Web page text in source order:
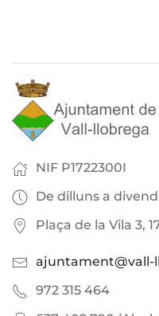
NIF P1722300I
De dilluns a
Plaça de la Vila 3,
ajuntament@vall-
972 315 464